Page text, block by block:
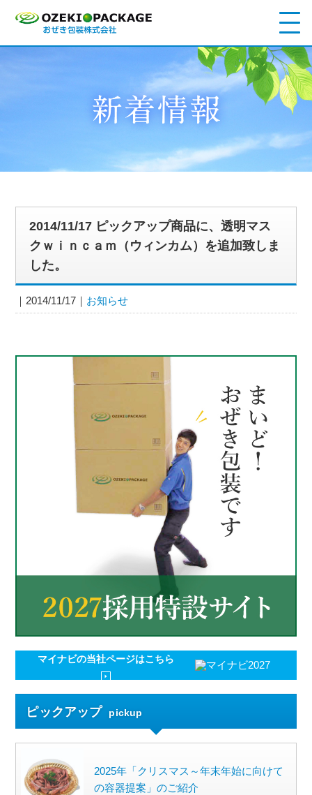
2014/11/17 ピックアップ商品に、透明マス
クｗｉｎｃａｍ（ウィンカム）を追加致しま
した。
2014/11/17 お知らせ
マイナビの当社ページはこちら
ピックアップ pickup
2025年「クリスマス～年末年始に向けて
の容器提案」のご紹介